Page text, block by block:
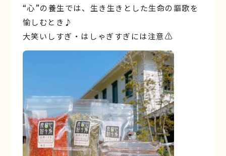
“心”の養生では、生き生きとした⽣命の謳歌を
愉しむとき♪
大笑いしすぎ・はしゃぎすぎには注意⚠️